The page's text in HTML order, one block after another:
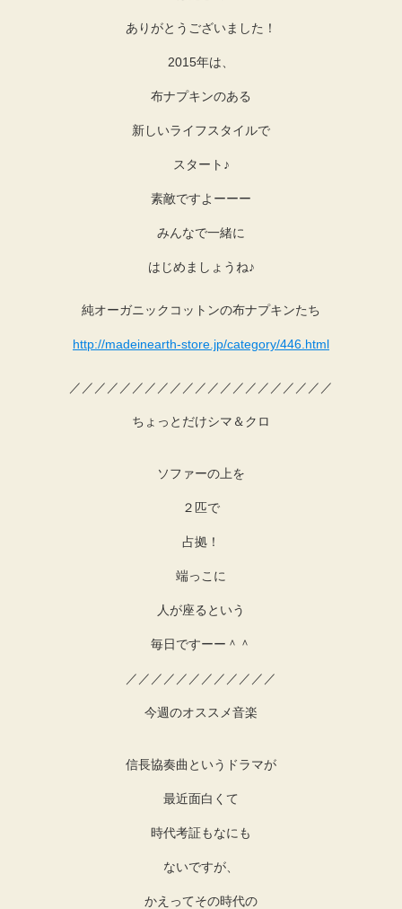
ありがとうございました！
2015年は、
布ナプキンのある
新しいライフスタイルで
スタート♪
素敵ですよーーー
みんなで一緒に
はじめましょうね♪
純オーガニックコットンの布ナプキンたち
http://madeinearth-store.jp/category/446.html
／／／／／／／／／／／／／／／／／／／／／
ちょっとだけシマ＆クロ
ソファーの上を
２匹で
占拠！
端っこに
人が座るという
毎日ですーー＾＾
／／／／／／／／／／／／
今週のオススメ音楽
信長協奏曲というドラマが
最近面白くて
時代考証もなにも
ないですが、
かえってその時代の